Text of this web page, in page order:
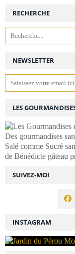
NEWSLETTER
SUIVEZ-MOI
RECHERCHE
LES
Des gourmandises
Salé comme Sucré
de Bénédicte gâteau
INSTAGRAM